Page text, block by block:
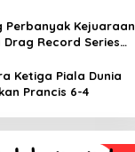
Perbanyak Kejuaraan
Record Series
Ketiga Piala Dunia
Prancis 6-4